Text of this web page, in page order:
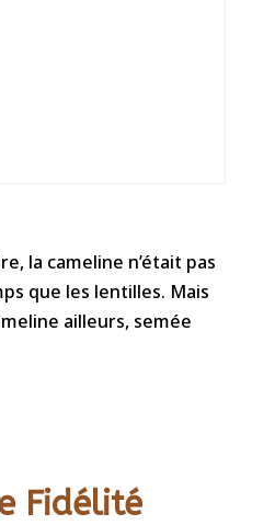
la cameline n’était pas
que les lentilles. Mais
ailleurs, semée
Fidélité